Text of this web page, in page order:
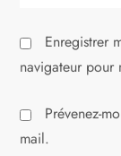
l
e
Enregistrer
navigateur pour
Prévenez-
mail.